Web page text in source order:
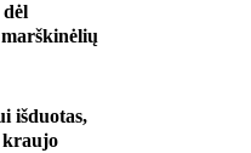
išduotas,
kraujo